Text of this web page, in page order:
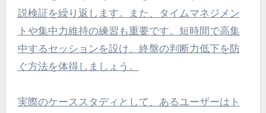
説検証を繰り返します。また、タイムマネジメン
トや集中力維持の練習も重要です。短時間で高集
中するセッションを設け、終盤の判断力低下を防
ぐ方法を体得しましょう。
実際のケーススタディとして、あるユーザーはト